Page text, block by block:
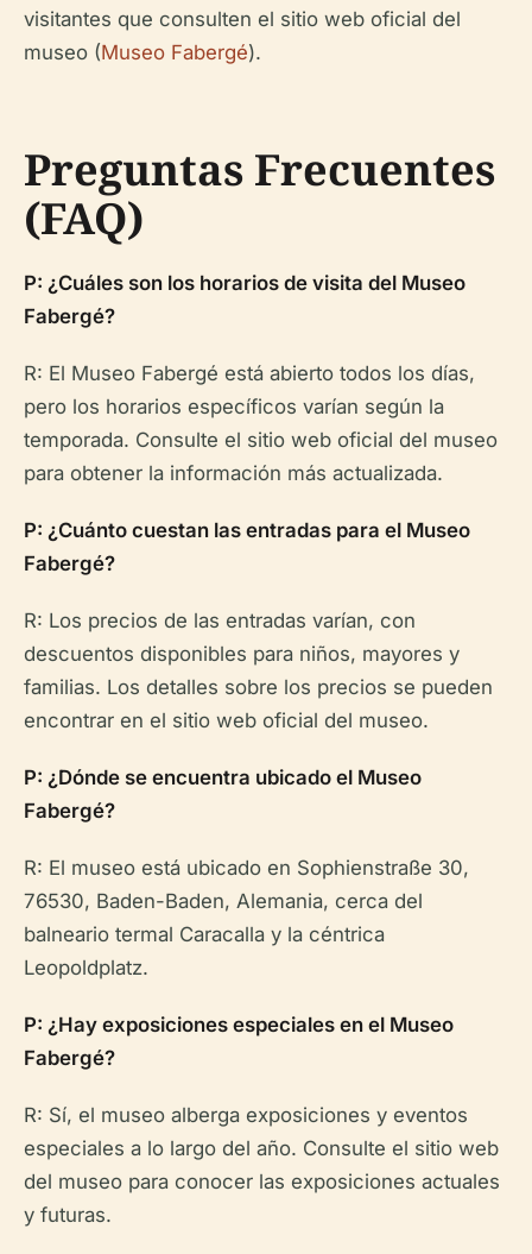
visitantes que consulten el sitio web oficial del
museo (Museo Fabergé).
Preguntas Frecuentes
(FAQ)
P: ¿Cuáles son los horarios de visita del Museo
Fabergé?
R: El Museo Fabergé está abierto todos los días,
pero los horarios específicos varían según la
temporada. Consulte el sitio web oficial del museo
para obtener la información más actualizada.
P: ¿Cuánto cuestan las entradas para el Museo
Fabergé?
R: Los precios de las entradas varían, con
descuentos disponibles para niños, mayores y
familias. Los detalles sobre los precios se pueden
encontrar en el sitio web oficial del museo.
P: ¿Dónde se encuentra ubicado el Museo
Fabergé?
R: El museo está ubicado en Sophienstraße 30,
76530, Baden-Baden, Alemania, cerca del
balneario termal Caracalla y la céntrica
Leopoldplatz.
P: ¿Hay exposiciones especiales en el Museo
Fabergé?
R: Sí, el museo alberga exposiciones y eventos
especiales a lo largo del año. Consulte el sitio web
del museo para conocer las exposiciones actuales
y futuras.